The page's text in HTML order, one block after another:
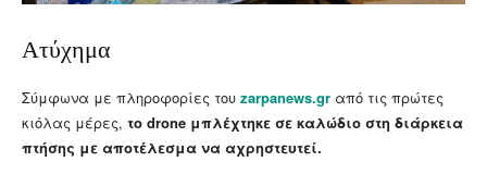
Ατύχημα
Σύμφωνα με πληροφορίες του zarpanews.gr από τις πρώτες
κιόλας μέρες, το drone μπλέχτηκε σε καλώδιο στη διάρκεια
πτήσης με αποτέλεσμα να αχρηστευτεί.